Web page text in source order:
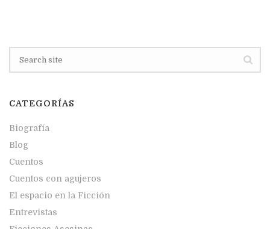
CATEGORÍAS
Biografía
Blog
Cuentos
Cuentos con agujeros
El espacio en la Ficción
Entrevistas